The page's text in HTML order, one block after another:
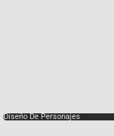
Diseño De Personajes